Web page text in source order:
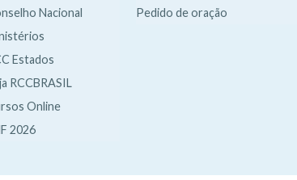
Nacional
Estados
RCCBRASIL
Online
2026
Pedido de oração